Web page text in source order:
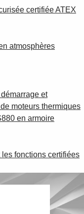
certifiée ATEX
atmosphères
et
moteurs thermiques
en armoire
fonctions certifiées